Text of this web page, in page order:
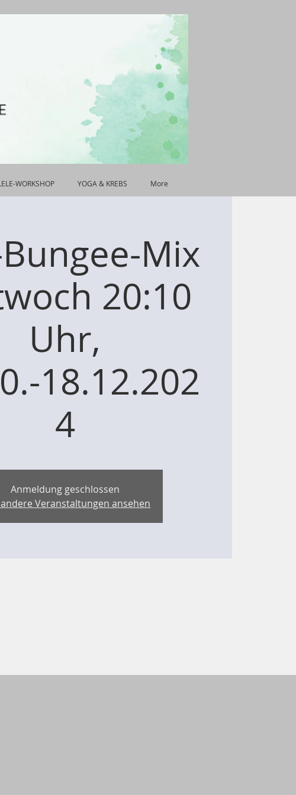
WORKSHOP YOGA & KREBS More
Bungee-Mix
20:10
Uhr,
18.12.202
4
Anmeldung geschlossen
andere Veranstaltungen ansehen